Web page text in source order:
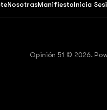
NosotrasManifiestoInicia
Opinión 51 © 2026.